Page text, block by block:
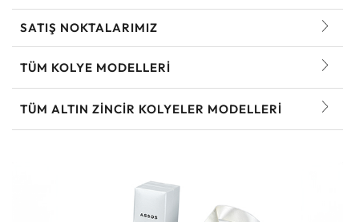
SATIŞ NOKTALARIMIZ
TÜM KOLYE MODELLERI
TÜM ALTIN ZINCIR KOLYELER MODELLERI